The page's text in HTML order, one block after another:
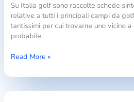
Su Italia golf sono raccolte schede
relative a tutti i principali campi da
tantissimi per cui trovarne uno vicino
probabile.
Golf
Italia
Read More »